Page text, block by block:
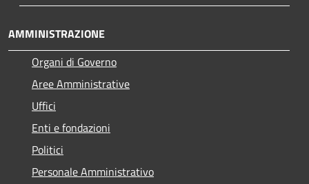
AMMINISTRAZIONE
Organi di Governo
Aree Amministrative
Uffici
Enti e fondazioni
Politici
Personale Amministrativo